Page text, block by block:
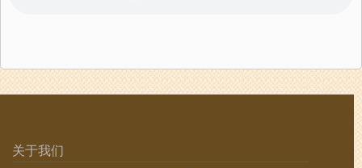
关于我们